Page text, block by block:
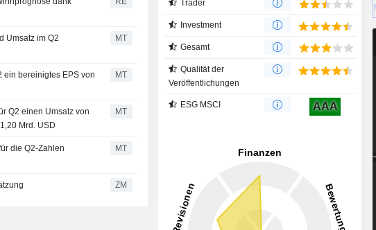
Umsatz im Q2 MT
ein bereinigtes EPS von MT
Q2 einen Umsatz von
Mrd. USD
MT
die Q2-Zahlen MT
ZM
Trader
Investment
Gesamt
Qualität der
Veröffentlichungen
ESG MSCI AAA